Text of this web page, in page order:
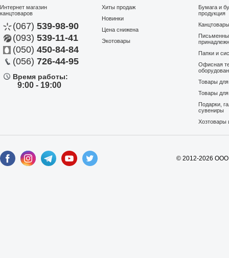
Интернет магазин
канцтоваров
(067) 539-98-90
(093) 539-11-41
(050) 450-84-84
(056) 726-44-95
Время работы:
9:00 - 19:00
Хиты продаж
Новинки
Цена снижена
Экотовары
Бумага и
продукция
Папки и
Офисная
Товары
Товары
Подарки,
сувениры
Хозтовары
© 2012-2026